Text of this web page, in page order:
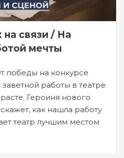
связи / На
мечты
победы на конкурсе
работы в театре
Героиня нового
как нашла работу
театр лучшим местом